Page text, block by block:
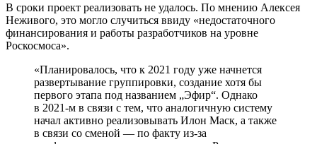
В сроки проект реализовать не удалось. По мнению Алексея
Неживого, это могло случиться ввиду «недостаточного
финансирования и работы разработчиков на уровне
Роскосмоса».
«Планировалось, что к 2021 году уже начнется
развертывание группировки, создание хотя бы
первого этапа под названием „Эфир“. Однако
в 2021-м в связи с тем, что аналогичную систему
начал активно реализовывать Илон Маск, а также
в связи со сменой — по факту из-за